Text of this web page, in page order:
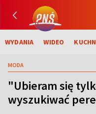
WYDANIA WIDEO
MODA
"Ubieram się
wyszukiwać